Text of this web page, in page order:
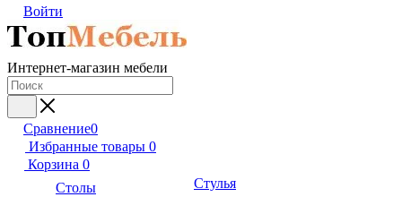
Войти
Интернет-магазин мебели
Сравнение0
Избранные товары 0
Корзина 0
Столы Стулья